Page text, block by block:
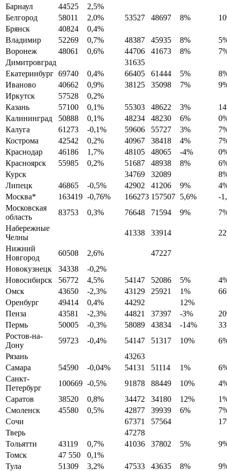
Барнаул
44525
2,5%
Белгород
58011 2,0% 53527 48697 8%
Брянск
40824
0,4%
Владимир
52269 0,7% 48387 45935 8%
Воронеж
48061 0,6% 44706 41673 8%
Димитровград
31635
Екатеринбург 69740 0,4% 66405 61444 5%
Иваново
40662 0,9% 38125 35098 7%
Иркутск
57528
0,2%
Казань
57100 0,1% 55303 48622 3%
Калининград
50888 0,1% 48234 48230 6%
Калуга
61273 -0,1% 59606 55727 3%
Кострома
42542 0,2% 40967 38418 4%
Краснодар
46186 1,7% 48105 48065 -4%
Красноярск
55985 0,2% 51687 48938 8%
Курск
34769 32089
Липецк
46865 -0,5% 42902 41206 9%
Москва*
163419 -0,76% 166273 157507 5,6%
-
Московская
область
83753 0,3% 76648 71594 9%
Набережные
Челны
41338 33914
Нижний
Новгород
60508 2,6%
47227
Новокузнецк
34338
-0,2%
Новосибирск
56772 4,5% 54147 52086 5%
Омск
43650 -2,3% 43129 25921 1%
Оренбург
49414 0,4% 44292
12%
Пенза
43581 -2,3% 44821 37397 -3%
Пермь
50005 -0,3% 58089 43834 -14%
Ростов-на-
Дону
59723 -0,4% 54147 51317 10%
Рязань
43263
Самара
54590 -0,04% 54131 51114 1%
Санкт-
Петербург
100669 -0,5% 91878 88449 10%
Саратов
38520 0,8% 34472 34180 12%
Смоленск
45580 0,5% 42877 39939 6%
Сочи
67371 57564
Тверь
47278
Тольятти
43119 0,7% 41036 37802 5%
Томск
47 550
0,1%
Тула
51309 3,2% 47533 43635 8%